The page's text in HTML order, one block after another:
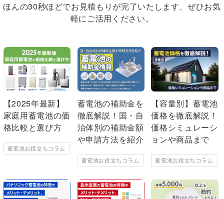
ほんの30秒ほどでお見積もりが完了いたします、ぜひお気
軽にご活用ください。
【2025年最新】
家庭用蓄電池の価
格比較と選び方
蓄電池お役立ちコラム
蓄電池の補助金を
徹底解説！国・自
治体別の補助金額
や申請方法を紹介
蓄電池お役立ちコラム
【容量別】蓄電池
価格を徹底解説！
価格シミュレーシ
ョンや商品まで
蓄電池お役立ちコラム